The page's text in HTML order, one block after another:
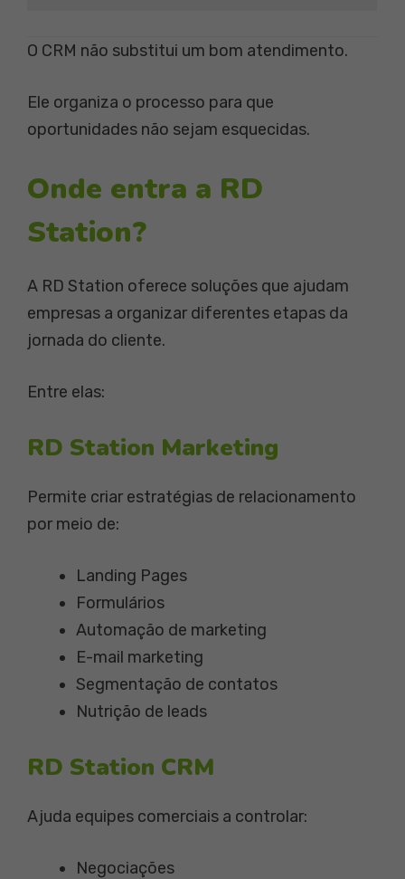
O CRM não substitui um bom atendimento.
Ele organiza o processo para que
oportunidades não sejam esquecidas.
Onde entra a RD
Station?
A RD Station oferece soluções que ajudam
empresas a organizar diferentes etapas da
jornada do cliente.
Entre elas:
RD Station Marketing
Permite criar estratégias de relacionamento
por meio de:
Landing Pages
Formulários
Automação de marketing
E-mail marketing
Segmentação de contatos
Nutrição de leads
RD Station CRM
Ajuda equipes comerciais a controlar:
Negociações